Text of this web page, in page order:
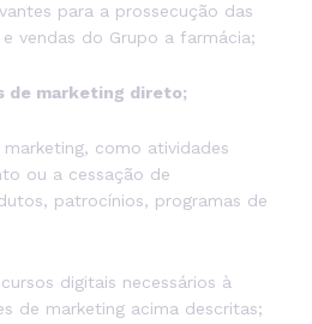
para a prossecução das
vendas do Grupo a farmácia;
de marketing direto;
como atividades
ou a cessação de
patrocínios, programas de
digitais necessários à
de marketing acima descritas;